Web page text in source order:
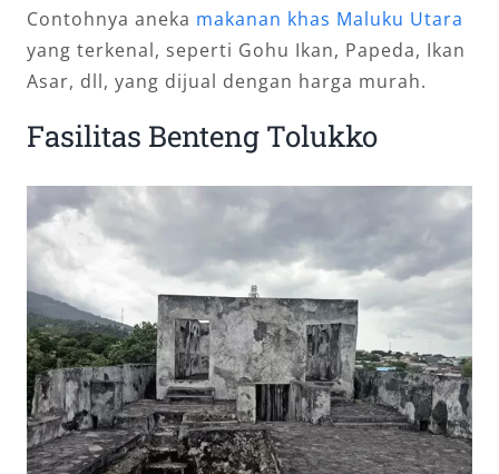
Contohnya aneka makanan khas Maluku Utara
yang terkenal, seperti Gohu Ikan, Papeda, Ikan
Asar, dll, yang dijual dengan harga murah.
Fasilitas Benteng Tolukko